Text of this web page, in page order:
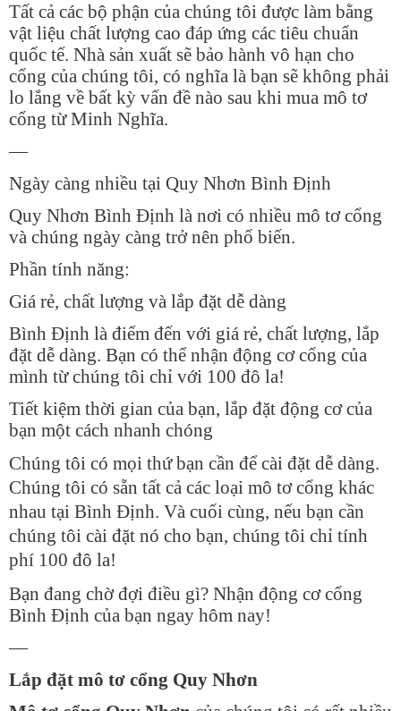
Tất cả các bộ phận của chúng tôi được làm bằng
vật liệu chất lượng cao đáp ứng các tiêu chuẩn
quốc tế. Nhà sản xuất sẽ bảo hành vô hạn cho
cổng của chúng tôi, có nghĩa là bạn sẽ không phải
lo lắng về bất kỳ vấn đề nào sau khi mua mô tơ
cổng từ Minh Nghĩa.
—
Ngày càng nhiều tại Quy Nhơn Bình Định
Quy Nhơn Bình Định là nơi có nhiều mô tơ cổng
và chúng ngày càng trở nên phổ biến.
Phần tính năng:
Giá rẻ, chất lượng và lắp đặt dễ dàng
Bình Định là điểm đến với giá rẻ, chất lượng, lắp
đặt dễ dàng. Bạn có thể nhận động cơ cổng của
mình từ chúng tôi chỉ với 100 đô la!
Tiết kiệm thời gian của bạn, lắp đặt động cơ của
bạn một cách nhanh chóng
Chúng tôi có mọi thứ bạn cần để cài đặt dễ dàng.
Chúng tôi có sẵn tất cả các loại mô tơ cổng khác
nhau tại Bình Định. Và cuối cùng, nếu bạn cần
chúng tôi cài đặt nó cho bạn, chúng tôi chỉ tính
phí 100 đô la!
Bạn đang chờ đợi điều gì? Nhận động cơ cổng
Bình Định của bạn ngay hôm nay!
—
Lắp đặt mô tơ cổng Quy Nhơn